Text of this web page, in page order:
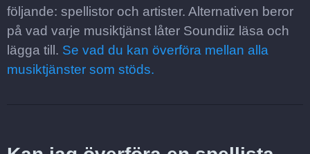
följande: spellistor och artister. Alternativen beror
på vad varje musiktjänst låter Soundiiz läsa och
lägga till. Se vad du kan överföra mellan alla
musiktjänster som stöds.